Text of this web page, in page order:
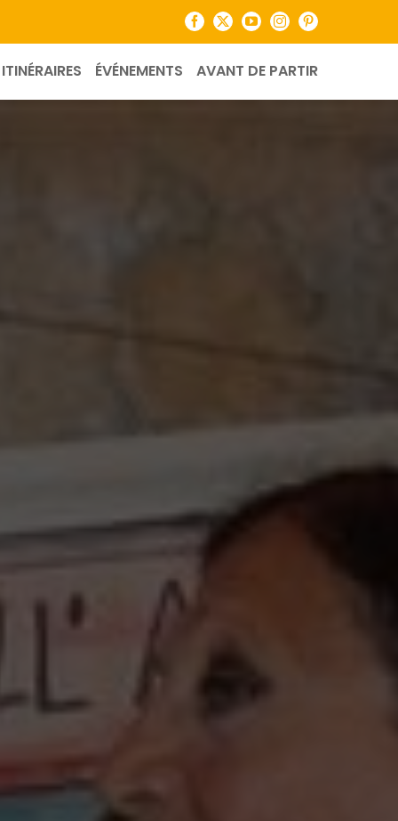
Facebook
X YouTubeInstagramPinterest
ÉVÉNEMENTS AVANT DE PARTIR